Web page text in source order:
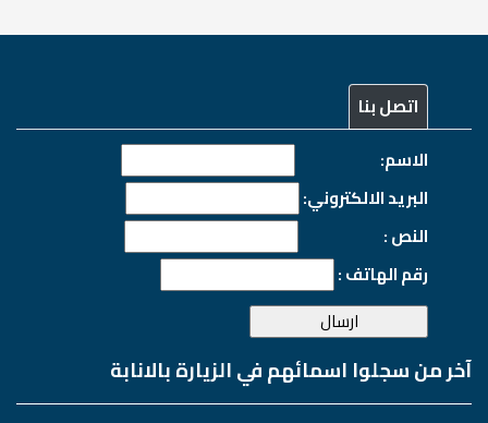
اتصل بنا
الاسم:
البريد الالكتروني:
النص :
رقم الهاتف :
آخر من سجلوا اسمائهم في الزيارة بالانابة